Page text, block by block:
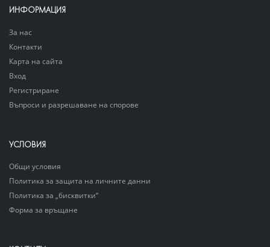
ИНФОРМАЦИЯ
За нас
Контакти
Карта на сайта
Вход
Регистриране
Въпроси и разрешаване на спорове
УСЛОВИЯ
Общи условия
Политика за защита на личните данни
Политика за „бисквитки“
Форма за връщане